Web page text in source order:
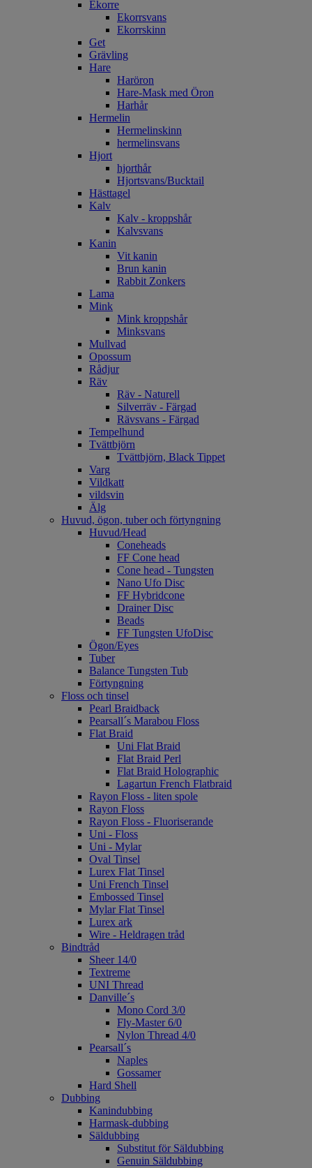
Ekorre
Ekorrsvans
Ekorrskinn
Get
Grävling
Hare
Haröron
Hare-Mask med Öron
Harhår
Hermelin
Hermelinskinn
hermelinsvans
Hjort
hjorthår
Hjortsvans/Bucktail
Hästtagel
Kalv
Kalv - kroppshår
Kalvsvans
Kanin
Vit kanin
Brun kanin
Rabbit Zonkers
Lama
Mink
Mink kroppshår
Minksvans
Mullvad
Opossum
Rådjur
Räv
Räv - Naturell
Silverräv - Färgad
Rävsvans - Färgad
Tempelhund
Tvättbjörn
Tvättbjörn, Black Tippet
Varg
Vildkatt
vildsvin
Älg
Huvud, ögon, tuber och förtyngning
Huvud/Head
Coneheads
FF Cone head
Cone head - Tungsten
Nano Ufo Disc
FF Hybridcone
Drainer Disc
Beads
FF Tungsten UfoDisc
Ögon/Eyes
Tuber
Balance Tungsten Tub
Förtyngning
Floss och tinsel
Pearl Braidback
Pearsall´s Marabou Floss
Flat Braid
Uni Flat Braid
Flat Braid Perl
Flat Braid Holographic
Lagartun French Flatbraid
Rayon Floss - liten spole
Rayon Floss
Rayon Floss - Fluoriserande
Uni - Floss
Uni - Mylar
Oval Tinsel
Lurex Flat Tinsel
Uni French Tinsel
Embossed Tinsel
Mylar Flat Tinsel
Lurex ark
Wire - Heldragen tråd
Bindtråd
Sheer 14/0
Textreme
UNI Thread
Danville´s
Mono Cord 3/0
Fly-Master 6/0
Nylon Thread 4/0
Pearsall´s
Naples
Gossamer
Hard Shell
Dubbing
Kanindubbing
Harmask-dubbing
Säldubbing
Substitut för Säldubbing
Genuin Säldubbing